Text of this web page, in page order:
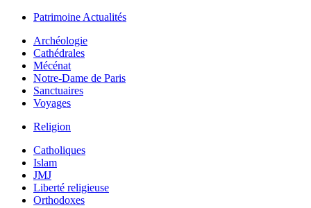
Patrimoine Actualités
Archéologie
Cathédrales
Mécénat
Notre-Dame de Paris
Sanctuaires
Voyages
Religion
Catholiques
Islam
JMJ
Liberté religieuse
Orthodoxes